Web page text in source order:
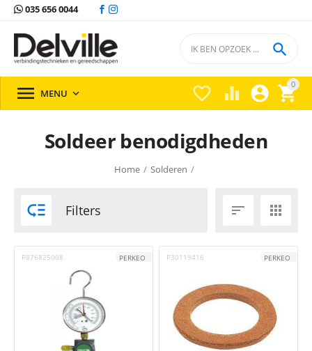
035 656 0044
0


 

 MENU 
Soldeer benodigdheden
Home / Solderen /
 Filters  
P876825008 PERKEO P30119416 PERKEO